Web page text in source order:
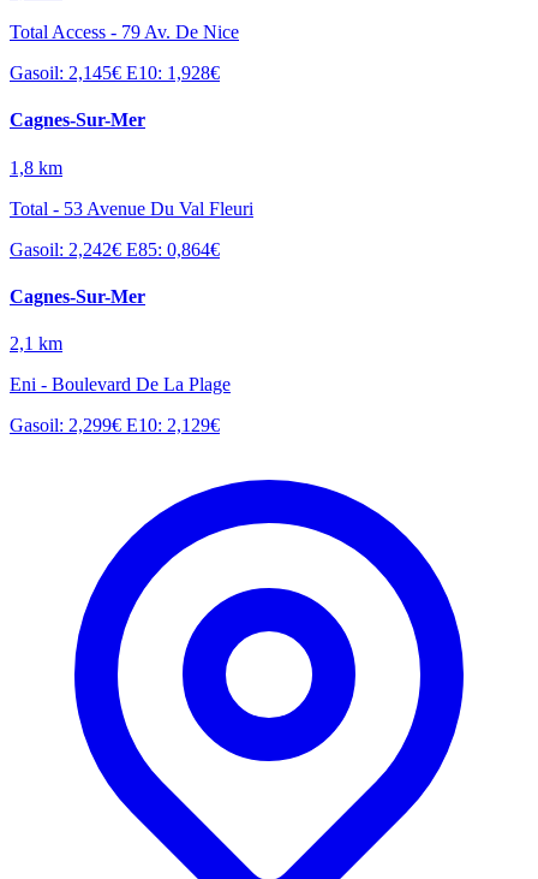
Total Access - 79 Av. De Nice
Gasoil: 2,145€ E10: 1,928€
Cagnes-Sur-Mer
1,8 km
Total - 53 Avenue Du Val Fleuri
Gasoil: 2,242€ E85: 0,864€
Cagnes-Sur-Mer
2,1 km
Eni - Boulevard De La Plage
Gasoil: 2,299€ E10: 2,129€